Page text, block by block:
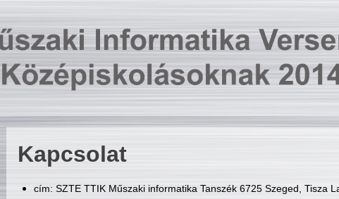
Kapcsolat
cím: SZTE TTIK Műszaki informatika Tanszék 6725 Szeged, Tisza